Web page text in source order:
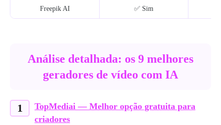
Freepik AI ✅ Sim
Análise detalhada: os 9 melhores
geradores de vídeo com IA
1
TopMediai — Melhor opção gratuita para
criadores